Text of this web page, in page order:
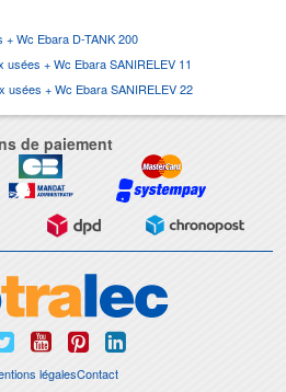
Wc Ebara D-TANK 200
+ Wc Ebara SANIRELEV 11
usées + Wc Ebara SANIRELEV 22
de paiement
légalesContact